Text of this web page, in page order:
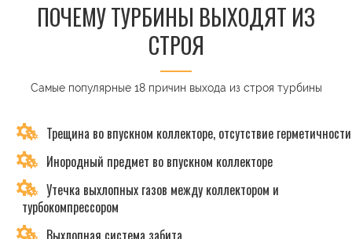
ПОЧЕМУ ТУРБИНЫ ВЫХОДЯТ ИЗ
СТРОЯ
Самые популярные 18 причин выхода из строя турбины
Трещина во впускном коллекторе, отсутствие герметичности
Инородный предмет во впускном коллекторе
Утечка выхлопных газов между коллектором и
турбокомпрессором